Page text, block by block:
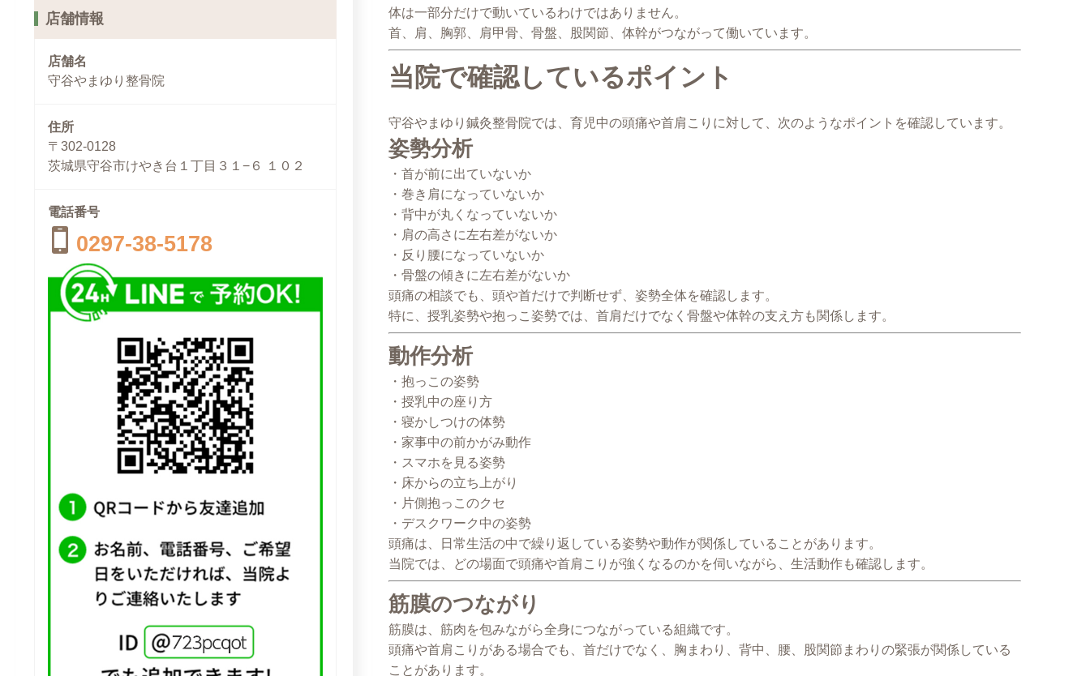
店舗情報
店舗名
守谷やまゆり整骨院
住所
〒302-0128
茨城県守谷市けやき台１丁目３１−６ １０２
電話番号
0297-38-5178
体は一部分だけで動いているわけではありません。
首、肩、胸郭、肩甲骨、骨盤、股関節、体幹がつながって働いています。
当院で確認しているポイント
守谷やまゆり鍼灸整骨院では、育児中の頭痛や首肩こりに対して、次のようなポイントを確認しています。
姿勢分析
・首が前に出ていないか
・巻き肩になっていないか
・背中が丸くなっていないか
・肩の高さに左右差がないか
・反り腰になっていないか
・骨盤の傾きに左右差がないか
頭痛の相談でも、頭や首だけで判断せず、姿勢全体を確認します。
特に、授乳姿勢や抱っこ姿勢では、首肩だけでなく骨盤や体幹の支え方も関係します。
動作分析
・抱っこの姿勢
・授乳中の座り方
・寝かしつけの体勢
・家事中の前かがみ動作
・スマホを見る姿勢
・床からの立ち上がり
・片側抱っこのクセ
・デスクワーク中の姿勢
頭痛は、日常生活の中で繰り返している姿勢や動作が関係していることがあります。
当院では、どの場面で頭痛や首肩こりが強くなるのかを伺いながら、生活動作も確認します。
筋膜のつながり
筋膜は、筋肉を包みながら全身につながっている組織です。
頭痛や首肩こりがある場合でも、首だけでなく、胸まわり、背中、腰、股関節まわりの緊張が関係している
ことがあります。